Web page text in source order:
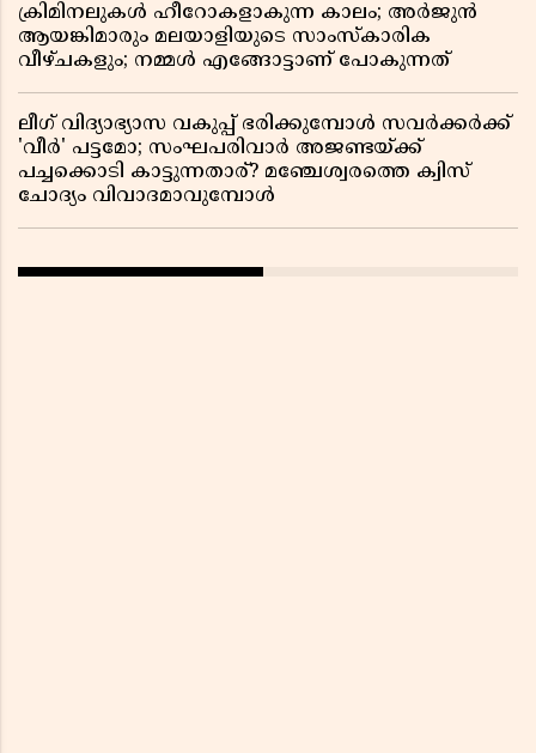
ക്രിമിനലുകൾ ഹീറോകളാകുന്ന കാലം; അർജുൻ
ആയങ്കിമാരും മലയാളിയുടെ സാംസ്കാരിക
വീഴ്ചകളും; നമ്മൾ എങ്ങോട്ടാണ് പോകുന്നത്
ലീഗ് വിദ്യാഭ്യാസ വകുപ്പ് ഭരിക്കുമ്പോൾ സവർക്കർക്ക്
'വീർ' പട്ടമോ; സംഘപരിവാർ അജണ്ടയ്ക്ക്
പച്ചക്കൊടി കാട്ടുന്നതാര്? മഞ്ചേശ്വരത്തെ ക്വിസ്
ചോദ്യം വിവാദമാവുമ്പോൾ